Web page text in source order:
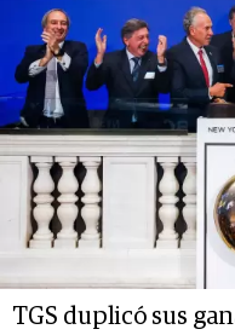
TGS duplicó sus